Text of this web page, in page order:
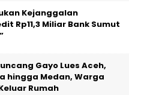
Kejanggalan
Rp11,3 Miliar Bank Sumut
Gayo Lues Aceh,
hingga Medan, Warga
Rumah